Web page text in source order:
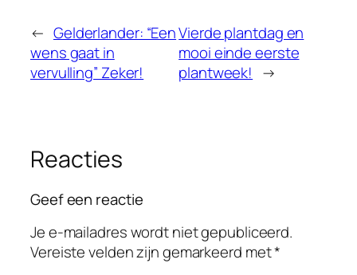
← Gelderlander: “Een
wens gaat in
vervulling” Zeker!
Vierde plantdag en
mooi einde eerste
plantweek! →
Reacties
Geef een reactie
Je e-mailadres wordt niet gepubliceerd.
Vereiste velden zijn gemarkeerd met*